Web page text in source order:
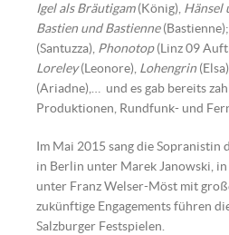
Igel als Bräutigam(König), Hänsel
Bastien und Bastienne(Bastienne);
(Santuzza), Phonotop(Linz 09
Loreley(Leonore), Lohengrin (Elsa),
(Ariadne),… und es gab bereits
Produktionen, Rundfunk- und
Im Mai 2015 sang die Sopranistin
in Berlin unter Marek Janowski,
unter Franz Welser-Möst mit
zukünftige Engagements führen
Salzburger Festspielen.